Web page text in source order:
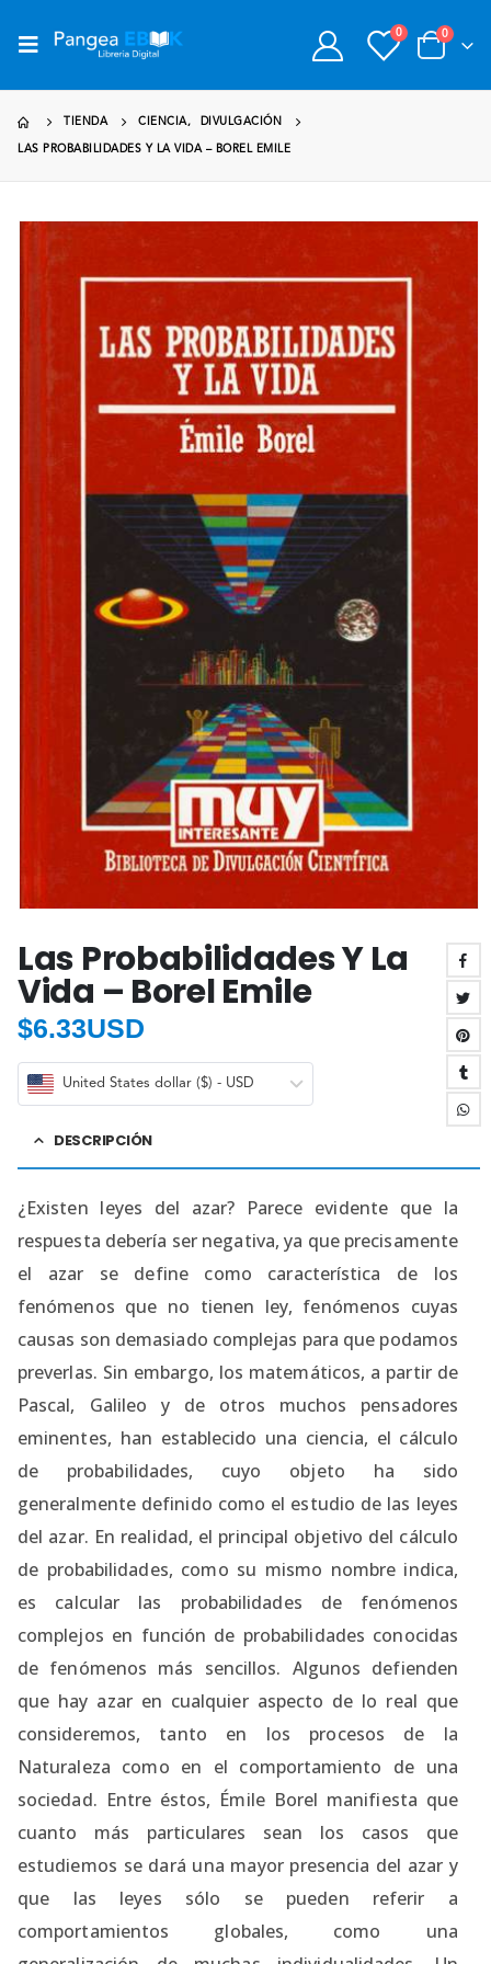
0 0
TIENDA CIENCIA, DIVULGACIÓN
LAS PROBABILIDADES Y LA VIDA – BOREL EMILE
Las Probabilidades Y La
Vida – Borel Emile
$6.33USD
United States dollar ($) - USD
DESCRIPCIÓN
¿Existen leyes del azar? Parece evidente que la
respuesta debería ser negativa, ya que precisamente
el azar se define como característica de los
fenómenos que no tienen ley, fenómenos cuyas
causas son demasiado complejas para que podamos
preverlas. Sin embargo, los matemáticos, a partir de
Pascal, Galileo y de otros muchos pensadores
eminentes, han establecido una ciencia, el cálculo
de probabilidades, cuyo objeto ha sido
generalmente definido como el estudio de las leyes
del azar. En realidad, el principal objetivo del cálculo
de probabilidades, como su mismo nombre indica,
es calcular las probabilidades de fenómenos
complejos en función de probabilidades conocidas
de fenómenos más sencillos. Algunos defienden
que hay azar en cualquier aspecto de lo real que
consideremos, tanto en los procesos de la
Naturaleza como en el comportamiento de una
sociedad. Entre éstos, Émile Borel manifiesta que
cuanto más particulares sean los casos que
estudiemos se dará una mayor presencia del azar y
que las leyes sólo se pueden referir a
comportamientos globales, como una